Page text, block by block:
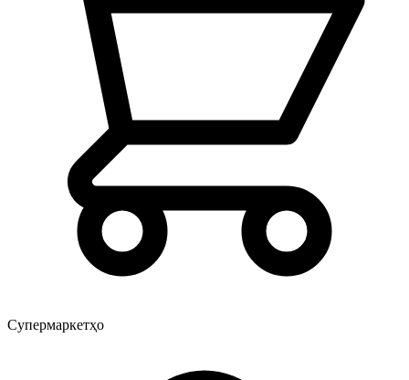
Супермаркетҳо